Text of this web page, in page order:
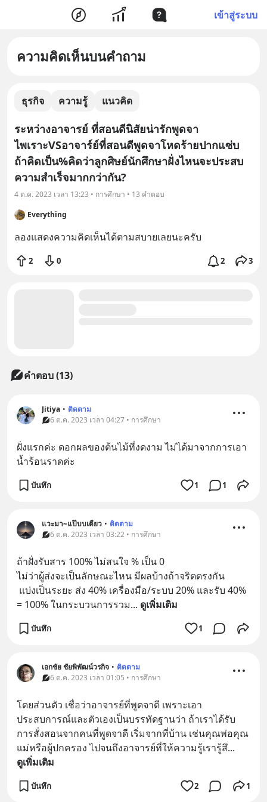
เข้าสู่ระบบ
ความคิดเห็นบนคำถาม
ธุรกิจ ความรู้ แนวคิด
ระหว่างอาจารย์ ที่สอนดีนิสัยน่ารักพูดจา
ไพเราะVSอาจาร์ย์ที่สอนดีพูดจาโหดร้ายปากแซ่บ
ถ้าคิดเป็น%คิดว่าลูกศิษย์นักศึกษาฝั่งไหนจะประสบ
ความสำเร็จมากกว่ากัน?
4 ต.ค. 2023 เวลา 13:23 • การศึกษา • 13 คำตอบ
Everything
ลองแสดงความคิดเห็นได้ตามสบายเลยนะครับ
2 0 2 3
คำตอบ (13)
Jitiya • ติดตาม
6 ต.ค. 2023 เวลา 04:27 • การศึกษา
ฝั่งแรกค่ะ ดอกผลของต้นไม้ที่งดงาม ไม่ได้มาจากการเอา
น้ำร้อนราดค่ะ
บันทึก 1 1
แวะมา~แป๊บบเดียว • ติดตาม
6 ต.ค. 2023 เวลา 03:22 • การศึกษา
ถ้าฝั่งรับสาร 100% ไม่สนใจ % เป็น 0
ไม่ว่าผู้ส่งจะเป็นลักษณะไหน มีผลบ้างถ้าจริตตรงกัน
= 100% ในกระบวนการรวม... ดูเพิ่มเติม
บันทึก 1
เอกชัย ชัยพิพัฒน์วรกิจ • ติดตาม
6 ต.ค. 2023 เวลา 01:05 • การศึกษา
โดยส่วนตัว เชื่อว่าอาจารย์ที่พูดจาดี เพราะเอา
ประสบการณ์และตัวเองเป็นบรรทัดฐานว่า ถ้าเราได้รับ
การสั่งสอนจากคนที่พูดจาดี เริ่มจากที่บ้าน เช่นคุณพ่อคุณ
แม่หรือผู้ปกครอง ไปจนถึงอาจารย์ที่ให้ความรู้เรารู้สึ...
ดูเพิ่มเติม
บันทึก 2 1